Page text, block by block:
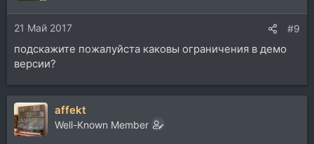
21 Май 2017 #9
подскажите пожалуйста каковы ограничения в демо
версии?
affekt
Well-Known Member